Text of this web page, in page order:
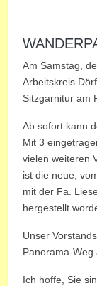
Am Samstag,
Arbeitskreis
Sitzgarnitur am
Ab sofort kann
Mit 3
vielen weiteren
ist die neue,
mit der Fa.
hergestellt
Unser
Panorama-Weg
Ich hoffe, Sie